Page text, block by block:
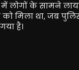
लोगों के सामने
मिला था, जब
है।